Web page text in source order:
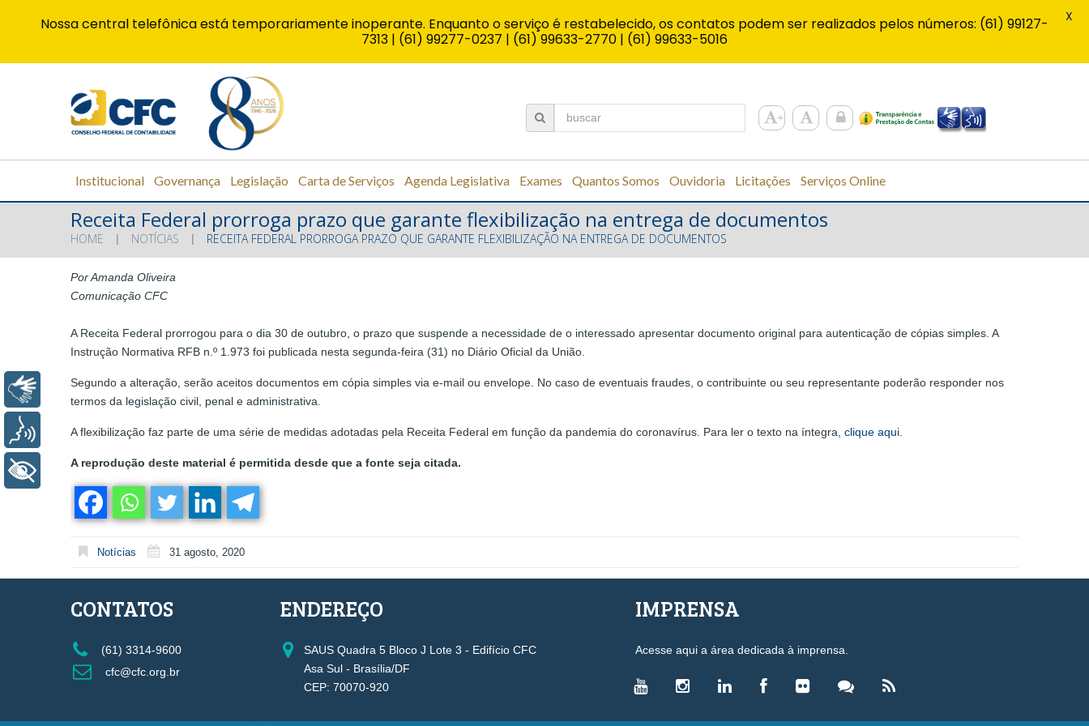
Institucional Governança Legislação Carta de Serviços Agenda Legislativa Exames Quantos Somos Ouvidoria Licitações Serviços Online
Receita Federal prorroga prazo que garante flexibilização na entrega de documentos
HOME NOTÍCIAS RECEITA FEDERAL PRORROGA PRAZO QUE GARANTE FLEXIBILIZAÇÃO NA ENTREGA DE DOCUMENTOS
Por Amanda Oliveira
Comunicação CFC
A Receita Federal prorrogou para o dia 30 de outubro, o prazo que suspende a necessidade de o interessado apresentar documento original para autenticação de cópias simples. A
Instrução Normativa RFB n.º 1.973 foi publicada nesta segunda-feira (31) no Diário Oficial da União.
Segundo a alteração, serão aceitos documentos em cópia simples via e-mail ou envelope. No caso de eventuais fraudes, o contribuinte ou seu representante poderão responder nos
termos da legislação civil, penal e administrativa.
A flexibilização faz parte de uma série de medidas adotadas pela Receita Federal em função da pandemia do coronavírus. Para ler o texto na íntegra, clique aqui.
A reprodução deste material é permitida desde que a fonte seja citada.
Notícias 31 agosto, 2020
CONTATOS
(61) 3314-9600
cfc@cfc.org.br
ENDEREÇO
SAUS Quadra 5 Bloco J Lote 3 - Edifício CFC
Asa Sul - Brasília/DF
CEP: 70070-920
IMPRENSA
Acesse aqui a área dedicada à imprensa.
Nossa central telefônica está temporariamente inoperante. Enquanto o serviço é restabelecido, os contatos podem ser realizados pelos números: (61) 99127-
7313 | (61) 99277-0237 | (61) 99633-2770 | (61) 99633-5016
X
Libras
Voz
+ Acessibilidade